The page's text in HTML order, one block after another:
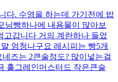
다. 수영을 하는데 가기전에 밥
닝빵하나에 내용물이 많아보
고갑니다 거의 계란하나 들었
엄청나구요 레시피는 빵5개
즈는 2큰술정도? 많이넣는걸
홀그레인머스터드 작은큰술